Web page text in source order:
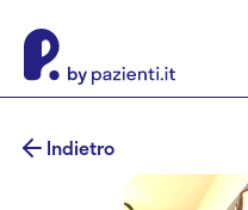
Indietro